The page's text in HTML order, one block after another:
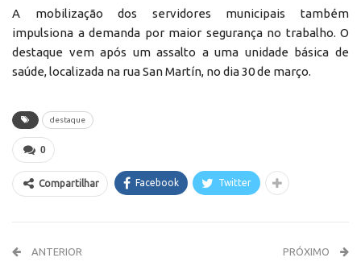
A mobilização dos servidores municipais também
impulsiona a demanda por maior segurança no trabalho. O
destaque vem após um assalto a uma unidade básica de
saúde, localizada na rua San Martín, no dia 30 de março.
destaque
0
Compartilhar Facebook Twitter
ANTERIOR PRÓXIMO